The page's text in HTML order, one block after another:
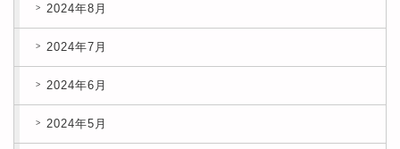
2024年8月
2024年7月
2024年6月
2024年5月